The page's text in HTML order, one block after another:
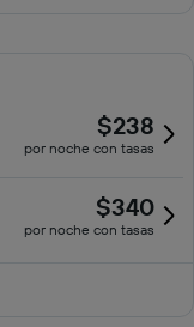
$238
por noche con tasas
$340
por noche con tasas